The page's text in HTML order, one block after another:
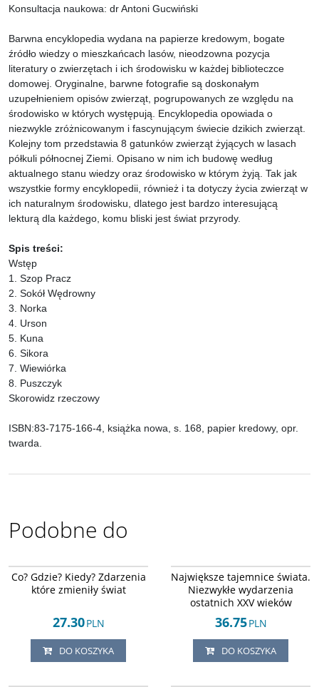
Konsultacja naukowa: dr Antoni Gucwiński
Barwna encyklopedia wydana na papierze kredowym, bogate
źródło wiedzy o mieszkańcach lasów, nieodzowna pozycja
literatury o zwierzętach i ich środowisku w każdej biblioteczce
domowej. Oryginalne, barwne fotografie są doskonałym
uzupełnieniem opisów zwierząt, pogrupowanych ze względu na
środowisko w których występują. Encyklopedia opowiada o
niezwykle zróżnicowanym i fascynującym świecie dzikich zwierząt.
Kolejny tom przedstawia 8 gatunków zwierząt żyjących w lasach
półkuli północnej Ziemi. Opisano w nim ich budowę według
aktualnego stanu wiedzy oraz środowisko w którym żyją. Tak jak
wszystkie formy encyklopedii, również i ta dotyczy życia zwierząt w
ich naturalnym środowisku, dlatego jest bardzo interesującą
lekturą dla każdego, komu bliski jest świat przyrody.
Spis treści:
Wstęp
1. Szop Pracz
2. Sokół Wędrowny
3. Norka
4. Urson
5. Kuna
6. Sikora
7. Wiewiórka
8. Puszczyk
Skorowidz rzeczowy
ISBN:83-7175-166-4, książka nowa, s. 168, papier kredowy, opr.
twarda.
Podobne do
DOSTAWA EXPRESS
Co? Gdzie? Kiedy? Zdarzenia
które zmieniły świat
27.30PLN
DO KOSZYKA
DOSTAWA EXPRESS
Największe tajemnice świata.
Niezwykłe wydarzenia
ostatnich XXV wieków
36.75PLN
DO KOSZYKA